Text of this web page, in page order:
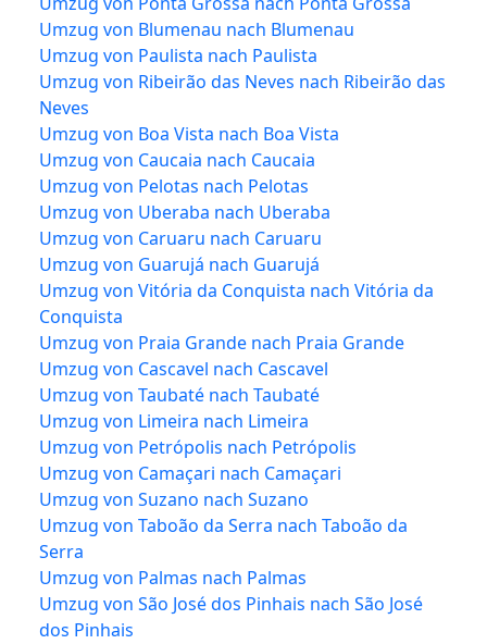
Umzug von Blumenau nach Blumenau
Umzug von Paulista nach Paulista
Umzug von Ribeirão das Neves nach Ribeirão das
Neves
Umzug von Boa Vista nach Boa Vista
Umzug von Caucaia nach Caucaia
Umzug von Pelotas nach Pelotas
Umzug von Uberaba nach Uberaba
Umzug von Caruaru nach Caruaru
Umzug von Guarujá nach Guarujá
Umzug von Vitória da Conquista nach Vitória da
Conquista
Umzug von Praia Grande nach Praia Grande
Umzug von Cascavel nach Cascavel
Umzug von Taubaté nach Taubaté
Umzug von Limeira nach Limeira
Umzug von Petrópolis nach Petrópolis
Umzug von Camaçari nach Camaçari
Umzug von Suzano nach Suzano
Umzug von Taboão da Serra nach Taboão da
Serra
Umzug von Palmas nach Palmas
Umzug von São José dos Pinhais nach São José
dos Pinhais